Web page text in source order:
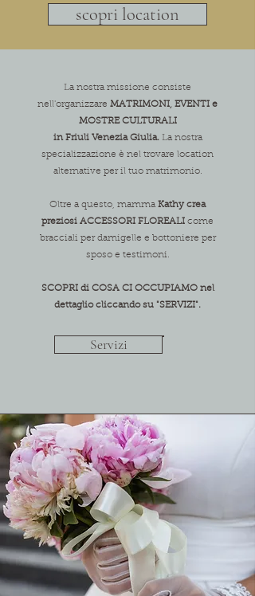
scopri location
La nostra missione consiste
nell'organizzare MATRIMONI, EVENTI e
MOSTRE CULTURALI
in Friuli Venezia Giulia. La nostra
specializzazione è nel trovare location
alternative per il tuo matrimonio.
Oltre a questo, mamma Kathy crea
preziosi ACCESSORI FLOREALI come
bracciali per damigelle e bottoniere per
sposo e testimoni.
SCOPRI di COSA CI OCCUPIAMO nel
dettaglio cliccando su "SERVIZI".
Servizi